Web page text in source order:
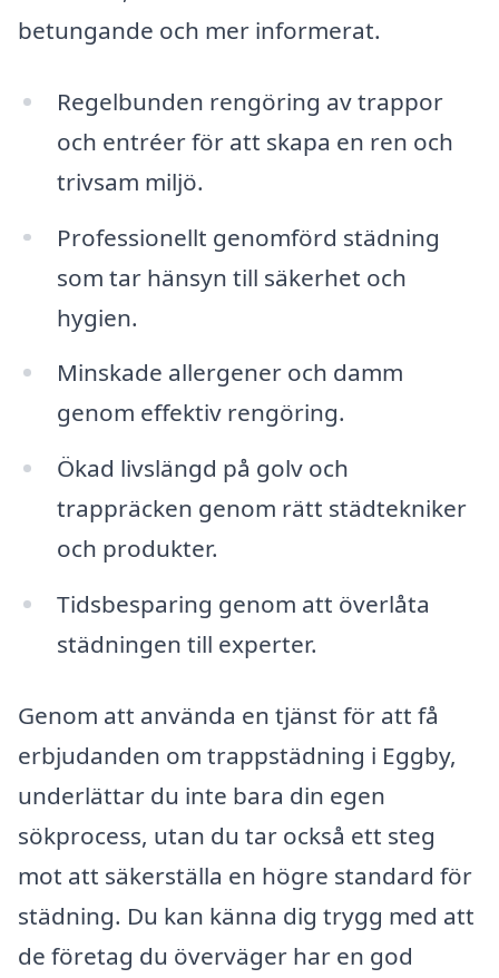
betungande och mer informerat.
Regelbunden rengöring av trappor
och entréer för att skapa en ren och
trivsam miljö.
Professionellt genomförd städning
som tar hänsyn till säkerhet och
hygien.
Minskade allergener och damm
genom effektiv rengöring.
Ökad livslängd på golv och
trappräcken genom rätt städtekniker
och produkter.
Tidsbesparing genom att överlåta
städningen till experter.
Genom att använda en tjänst för att få
erbjudanden om trappstädning i Eggby,
underlättar du inte bara din egen
sökprocess, utan du tar också ett steg
mot att säkerställa en högre standard för
städning. Du kan känna dig trygg med att
de företag du överväger har en god